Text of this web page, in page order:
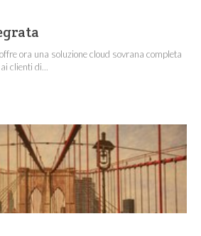
ora una soluzione cloud sovrana completa
clienti di...